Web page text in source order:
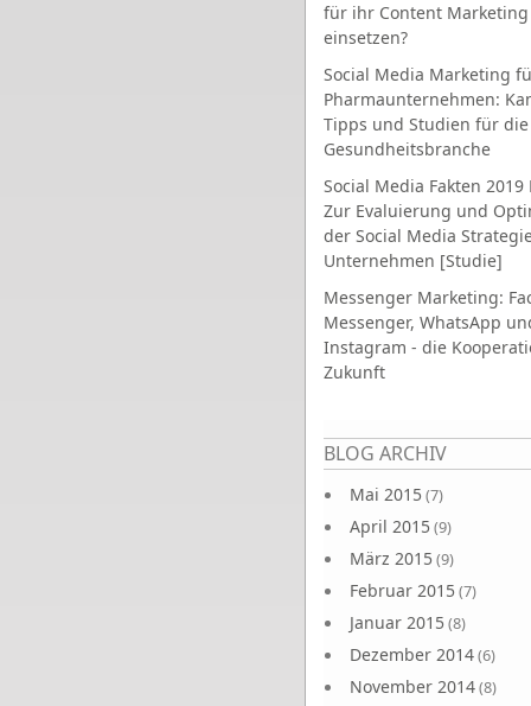
für ihr Content Marketing
einsetzen?
Social Media Marketing
Pharmaunternehmen:
Tipps und Studien für die
Gesundheitsbranche
Social Media Fakten 2019
Zur Evaluierung und
der Social Media
Unternehmen [Studie]
Messenger Marketing:
Messenger, WhatsApp
Instagram - die
Zukunft
BLOG ARCHIV
Mai 2015(7)
April 2015(9)
März 2015(9)
Februar 2015(7)
Januar 2015(8)
Dezember 2014(6)
November 2014(8)
Seiten